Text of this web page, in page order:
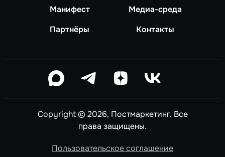
Манифест
Медиа-среда
Партнёры
Контакты
Copyright © 2026, Постмаркетинг. Все
права защищены.
Пользовательское соглашение